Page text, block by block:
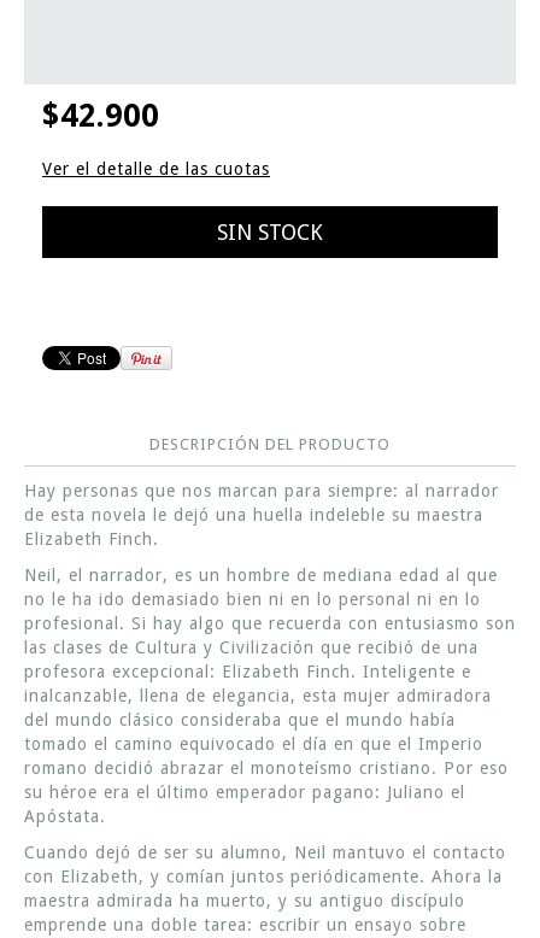
$42.900
Ver el detalle de las cuotas
DESCRIPCIÓN DEL PRODUCTO
Hay personas que nos marcan para siempre: al narrador
de esta novela le dejó una huella indeleble su maestra
Elizabeth Finch.
Neil, el narrador, es un hombre de mediana edad al que
no le ha ido demasiado bien ni en lo personal ni en lo
profesional. Si hay algo que recuerda con entusiasmo son
las clases de Cultura y Civilización que recibió de una
profesora excepcional: Elizabeth Finch. Inteligente e
inalcanzable, llena de elegancia, esta mujer admiradora
del mundo clásico consideraba que el mundo había
tomado el camino equivocado el día en que el Imperio
romano decidió abrazar el monoteísmo cristiano. Por eso
su héroe era el último emperador pagano: Juliano el
Apóstata.
Cuando dejó de ser su alumno, Neil mantuvo el contacto
con Elizabeth, y comían juntos periódicamente. Ahora la
maestra admirada ha muerto, y su antiguo discípulo
emprende una doble tarea: escribir un ensayo sobre